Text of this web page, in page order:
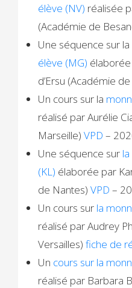
élève (NV) réalisée
(Académie de
Une séquence sur la
élève (MG)
d’Ersu (Académie
Un cours sur la
réalisé par Aurélie
Marseille)VPD –
Une séquence sur
(KL) élaborée par
de Nantes)VPD –
Un cours sur la
réalisé par Audrey
Versailles)fiche de
Un cours sur la
réalisé par Barbara